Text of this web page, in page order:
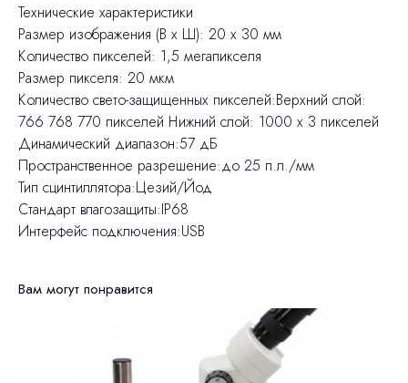
Технические характеристики
Размер изображения (В х Ш): 20 х 30 мм
Количество пикселей: 1,5 мегапикселя
Размер пикселя: 20 мкм
Количество свето-защищенных пикселей:Верхний слой:
766 768 770 пикселей Нижний слой: 1000 х 3 пикселей
Динамический диапазон:57 дБ
Пространственное разрешение:до 25 п.л./мм
Тип сцинтиллятора:Цезий/Йод
Стандарт влагозащиты:IP68
Интерфейс подключения:USB
Вам могут понравится